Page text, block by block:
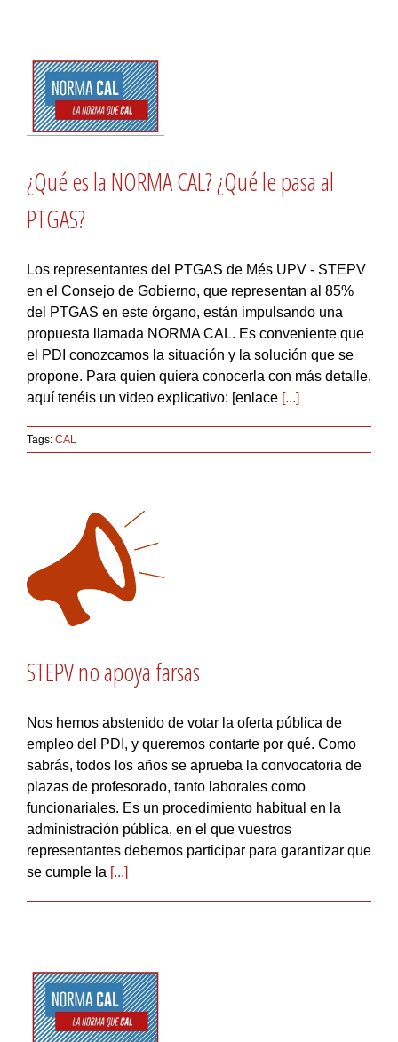
¿Qué es la NORMA CAL? ¿Qué le pasa al
PTGAS?
Los representantes del PTGAS de Més UPV - STEPV
en el Consejo de Gobierno, que representan al 85%
del PTGAS en este órgano, están impulsando una
propuesta llamada NORMA CAL. Es conveniente que
el PDI conozcamos la situación y la solución que se
propone. Para quien quiera conocerla con más detalle,
aquí tenéis un video explicativo: [enlace [...]
Tags: CAL
STEPV no apoya farsas
Nos hemos abstenido de votar la oferta pública de
empleo del PDI, y queremos contarte por qué. Como
sabrás, todos los años se aprueba la convocatoria de
plazas de profesorado, tanto laborales como
funcionariales. Es un procedimiento habitual en la
administración pública, en el que vuestros
representantes debemos participar para garantizar que
se cumple la [...]